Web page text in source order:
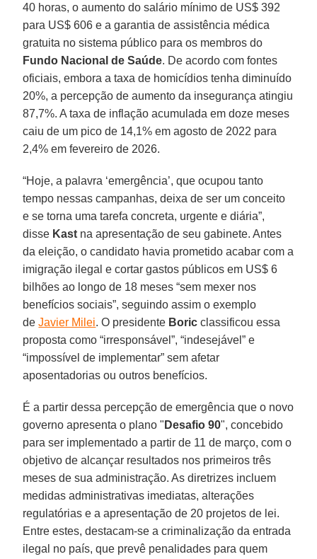
40 horas, o aumento do salário mínimo de US$ 392
para US$ 606 e a garantia de assistência médica
gratuita no sistema público para os membros do
Fundo Nacional de Saúde. De acordo com fontes
oficiais, embora a taxa de homicídios tenha diminuído
20%, a percepção de aumento da insegurança atingiu
87,7%. A taxa de inflação acumulada em doze meses
caiu de um pico de 14,1% em agosto de 2022 para
2,4% em fevereiro de 2026.
“Hoje, a palavra ‘emergência’, que ocupou tanto
tempo nessas campanhas, deixa de ser um conceito
e se torna uma tarefa concreta, urgente e diária”,
disse Kast na apresentação de seu gabinete. Antes
da eleição, o candidato havia prometido acabar com a
imigração ilegal e cortar gastos públicos em US$ 6
bilhões ao longo de 18 meses “sem mexer nos
benefícios sociais”, seguindo assim o exemplo
deJavier Milei. O presidente Boric classificou essa
proposta como “irresponsável”, “indesejável” e
“impossível de implementar” sem afetar
aposentadorias ou outros benefícios.
É a partir dessa percepção de emergência que o novo
governo apresenta o plano " Desafio 90", concebido
para ser implementado a partir de 11 de março, com o
objetivo de alcançar resultados nos primeiros três
meses de sua administração. As diretrizes incluem
medidas administrativas imediatas, alterações
regulatórias e a apresentação de 20 projetos de lei.
Entre estes, destacam-se a criminalização da entrada
ilegal no país, que prevê penalidades para quem